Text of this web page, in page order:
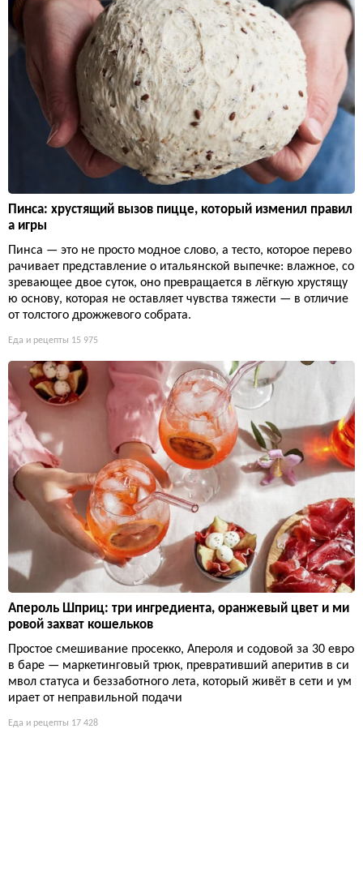
Пинса: хрустящий вызов пицце, который изменил правил
а игры
Пинса — это не просто модное слово, а тесто, которое перево
рачивает представление о итальянской выпечке: влажное, со
зревающее двое суток, оно превращается в лёгкую хрустящу
ю основу, которая не оставляет чувства тяжести — в отличие
от толстого дрожжевого собрата.
Еда и рецепты 15 975
Апероль Шприц: три ингредиента, оранжевый цвет и ми
ровой захват кошельков
Простое смешивание просекко, Апероля и содовой за 30 евро
в баре — маркетинговый трюк, превративший аперитив в си
мвол статуса и беззаботного лета, который живёт в сети и ум
ирает от неправильной подачи
Еда и рецепты 17 428